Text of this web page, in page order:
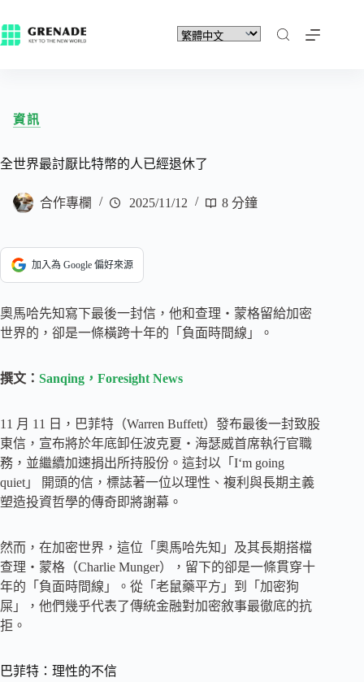
資訊
全世界最討厭比特幣的人已經退休了
合作專欄 2025/11/12 8 分鐘
加入為 Google 偏好來源
奧馬哈先知寫下最後一封信，他和查理・蒙格留給加密
世界的，卻是一條橫跨十年的「負面時間線」。
撰文： Sanqing，Foresight News
11 月 11 日，巴菲特（Warren Buffett）發布最後一封致股
東信，宣布將於年底卸任波克夏・海瑟威首席執行官職
務，並繼續加速捐出所持股份。這封以「I‘m going
quiet」 開頭的信，標誌著一位以理性、複利與長期主義
塑造投資哲學的傳奇即將謝幕。
然而，在加密世界，這位「奧馬哈先知」及其長期搭檔
查理・蒙格（Charlie Munger），留下的卻是一條貫穿十
年的「負面時間線」。從「老鼠藥平方」到「加密狗
屎」，他們幾乎代表了傳統金融對加密敘事最徹底的抗
拒。
巴菲特：理性的不信